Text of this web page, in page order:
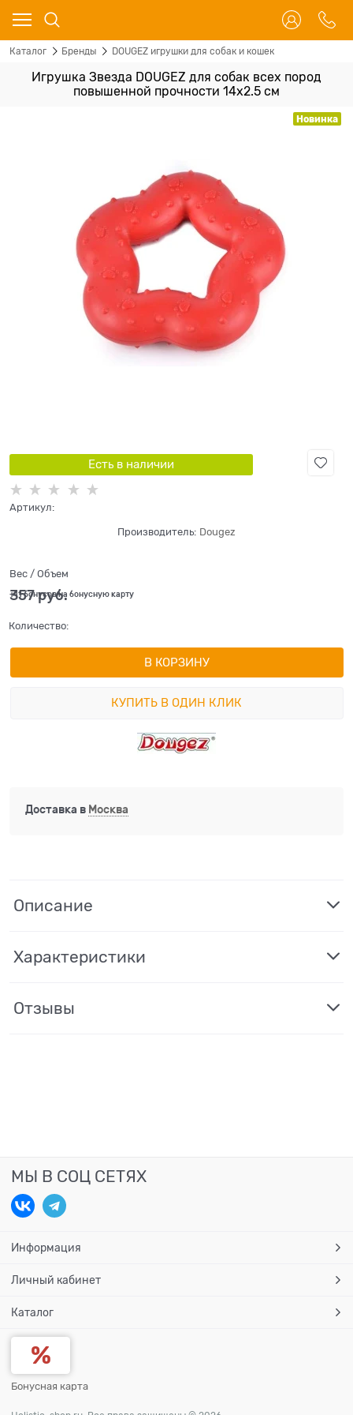
Каталог Бренды DOUGEZ игрушки для собак и кошек
Игрушка Звезда DOUGEZ для собак всех пород
повышенной прочности 14х2.5 см
Новинка
Есть в наличии
Артикул:
Производитель: Dougez
Вес / Объем
357 руб.
+11 бонусов на бонусную карту
Количество:
В КОРЗИНУ
КУПИТЬ В ОДИН КЛИК
Доставка в Москва
Описание
Характеристики
Отзывы
МЫ В СОЦ СЕТЯХ
Информация
Личный кабинет
Каталог
Бонусная карта